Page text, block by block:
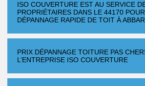
ISO COUVERTURE EST AU SERVICE
PROPRIÉTAIRES DANS LE 44170
DÉPANNAGE RAPIDE DE TOIT À
PRIX DÉPANNAGE TOITURE PAS
L’ENTREPRISE ISO COUVERTURE